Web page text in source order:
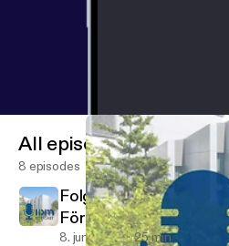
All episodes
8 episodes
Folge 7 - Das
Förderinstrument -
8. juni 2022 25 min